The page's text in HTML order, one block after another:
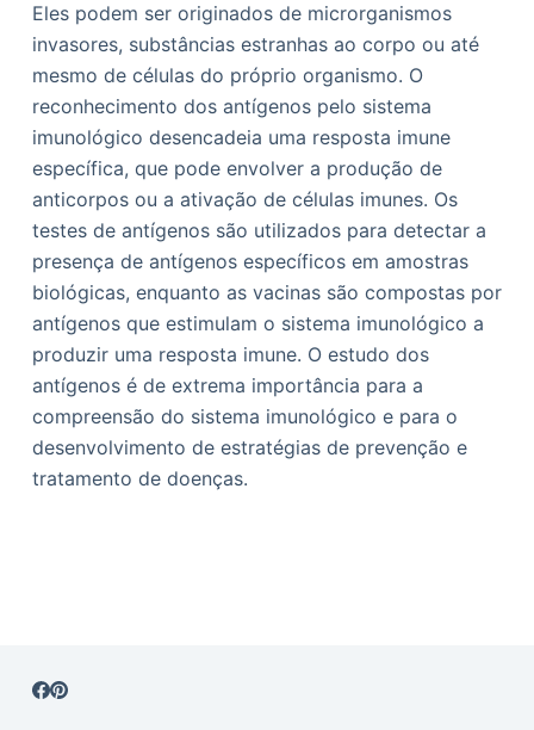
Eles podem ser originados de microrganismos
invasores, substâncias estranhas ao corpo ou até
mesmo de células do próprio organismo. O
reconhecimento dos antígenos pelo sistema
imunológico desencadeia uma resposta imune
específica, que pode envolver a produção de
anticorpos ou a ativação de células imunes. Os
testes de antígenos são utilizados para detectar a
presença de antígenos específicos em amostras
biológicas, enquanto as vacinas são compostas por
antígenos que estimulam o sistema imunológico a
produzir uma resposta imune. O estudo dos
antígenos é de extrema importância para a
compreensão do sistema imunológico e para o
desenvolvimento de estratégias de prevenção e
tratamento de doenças.